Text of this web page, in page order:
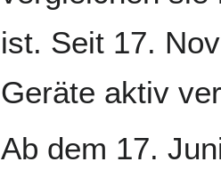
ist. Seit 17.
Geräte aktiv
Ab dem 17.